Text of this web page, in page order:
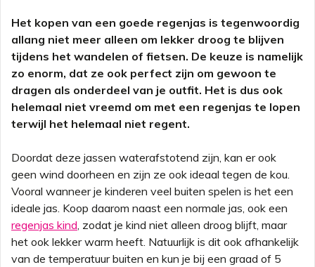
Het kopen van een goede regenjas is tegenwoordig
allang niet meer alleen om lekker droog te blijven
tijdens het wandelen of fietsen. De keuze is namelijk
zo enorm, dat ze ook perfect zijn om gewoon te
dragen als onderdeel van je outfit. Het is dus ook
helemaal niet vreemd om met een regenjas te lopen
terwijl het helemaal niet regent.
Doordat deze jassen waterafstotend zijn, kan er ook
geen wind doorheen en zijn ze ook ideaal tegen de kou.
Vooral wanneer je kinderen veel buiten spelen is het een
ideale jas. Koop daarom naast een normale jas, ook een
regenjas kind, zodat je kind niet alleen droog blijft, maar
het ook lekker warm heeft. Natuurlijk is dit ook afhankelijk
van de temperatuur buiten en kun je bij een graad of 5